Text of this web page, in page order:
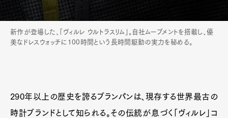
新作が登場した、「ヴィルレ ウルトラスリム」。自社ムーブメントを搭載し、優
美なドレスウォッチに100時間という長時間駆動の実力を秘める。
290年以上の歴史を誇るブランパンは、現存する世界最古の
時計ブランドとして知られる。その伝統が息づく「ヴィルレ」コ